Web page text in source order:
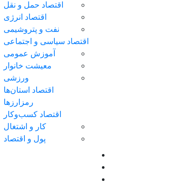
اقتصاد حمل و نقل
اقتصاد انرژی
نفت و پتروشیمی
اقتصاد سیاسی و اجتماعی
آموزش عمومی
معیشت خانوار
ورزشی
اقتصاد استان‌ها
رمزارزها
اقتصاد کسب‌و‌کار
کار و اشتغال
پول و اقتصاد